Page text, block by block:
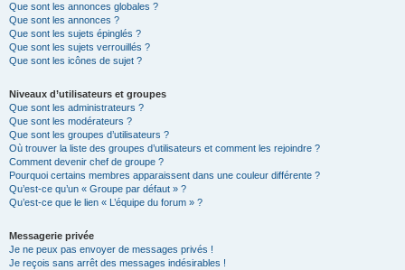
Que sont les annonces globales ?
Que sont les annonces ?
Que sont les sujets épinglés ?
Que sont les sujets verrouillés ?
Que sont les icônes de sujet ?
Niveaux d’utilisateurs et groupes
Que sont les administrateurs ?
Que sont les modérateurs ?
Que sont les groupes d’utilisateurs ?
Où trouver la liste des groupes d’utilisateurs et comment les rejoindre ?
Comment devenir chef de groupe ?
Pourquoi certains membres apparaissent dans une couleur différente ?
Qu’est-ce qu’un « Groupe par défaut » ?
Qu’est-ce que le lien « L’équipe du forum » ?
Messagerie privée
Je ne peux pas envoyer de messages privés !
Je reçois sans arrêt des messages indésirables !